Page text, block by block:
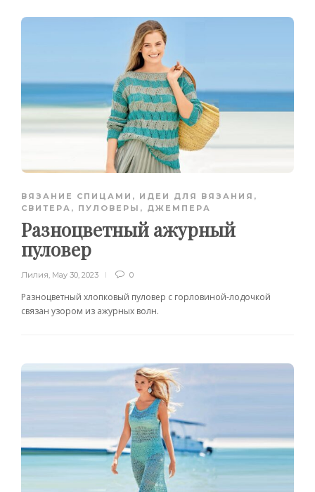
ВЯЗАНИЕ СПИЦАМИ , ИДЕИ ДЛЯ ВЯЗАНИЯ ,
СВИТЕРА, ПУЛОВЕРЫ, ДЖЕМПЕРА
Разноцветный ажурный
пуловер
Лилия May 30, 2023 0
Разноцветный хлопковый пуловер с горловиной-лодочкой
связан узором из ажурных волн.